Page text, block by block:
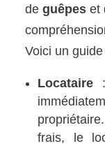
deguêpes et
Voici un
Locataire
frais, le